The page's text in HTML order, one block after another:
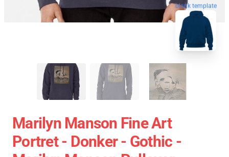
blank template
Marilyn Manson Fine Art
Portret - Donker - Gothic -